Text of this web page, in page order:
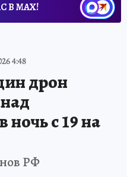
В МАХ!
4:48
дрон
с 19 на